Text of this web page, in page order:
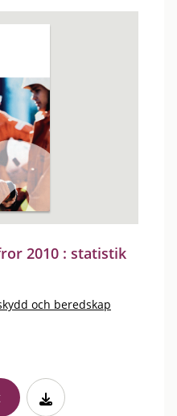
2010 : statistik
och beredskap